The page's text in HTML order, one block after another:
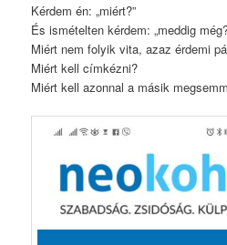
Kérdem én: „miért?”
És ismételten kérdem: „meddig
Miért nem folyik vita, azaz érdemi
Miért kell címkézni?
Miért kell azonnal a másik